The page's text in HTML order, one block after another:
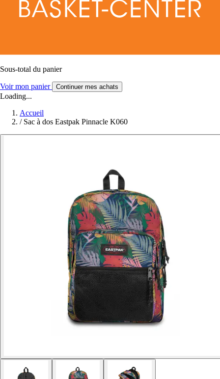
Sous-total du panier
Voir mon panier Continuer mes achats
Loading...
Accueil
/ Sac à dos Eastpak Pinnacle K060